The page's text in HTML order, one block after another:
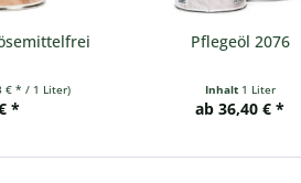
€ * / 1 Liter)
*
Pflegeöl 2076
Inhalt 1 Liter
ab 36,40 € *